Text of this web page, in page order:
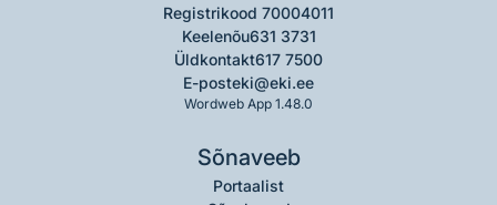
Registrikood 70004011
Keelenõu631 3731
Üldkontakt617 7500
E-posteki@eki.ee
Wordweb App 1.48.0
Sõnaveeb
Portaalist